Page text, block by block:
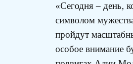
«Сегодня – день,
символом
пройдут
особое внимание